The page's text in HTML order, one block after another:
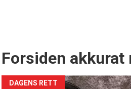
Forsiden akkurat
DAGENS RETT